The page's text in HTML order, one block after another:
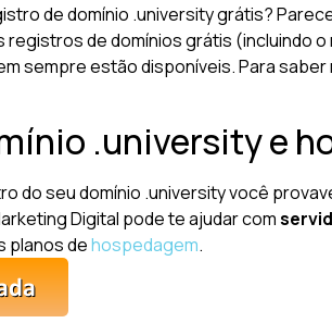
de domínio .university grátis?
registros de domínios grátis (incluindo
sempre estão disponíveis. Para
.university e
do seu domínio .university você
Digital pode te ajudar com
planos dehospedagem.